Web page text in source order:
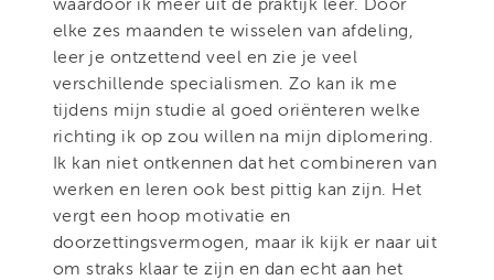
elke zes maanden te wisselen van afdeling,
leer je ontzettend veel en zie je veel
verschillende specialismen. Zo kan ik me
tijdens mijn studie al goed oriënteren welke
richting ik op zou willen na mijn diplomering.
Ik kan niet ontkennen dat het combineren van
werken en leren ook best pittig kan zijn. Het
vergt een hoop motivatie en
doorzettingsvermogen, maar ik kijk er naar uit
om straks klaar te zijn en dan echt aan het